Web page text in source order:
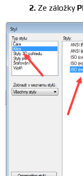
2.Ze záložky